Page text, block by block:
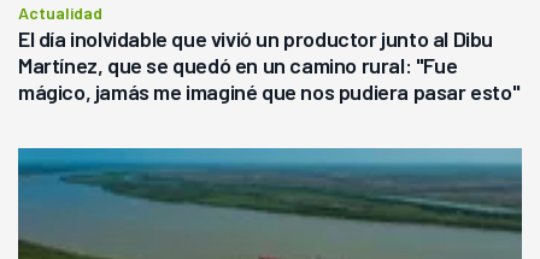
Actualidad
El día inolvidable que vivió un productor junto al Dibu
Martínez, que se quedó en un camino rural: "Fue
mágico, jamás me imaginé que nos pudiera pasar esto"